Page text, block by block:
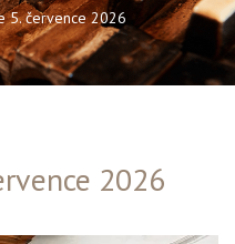
5. července 2026
2026